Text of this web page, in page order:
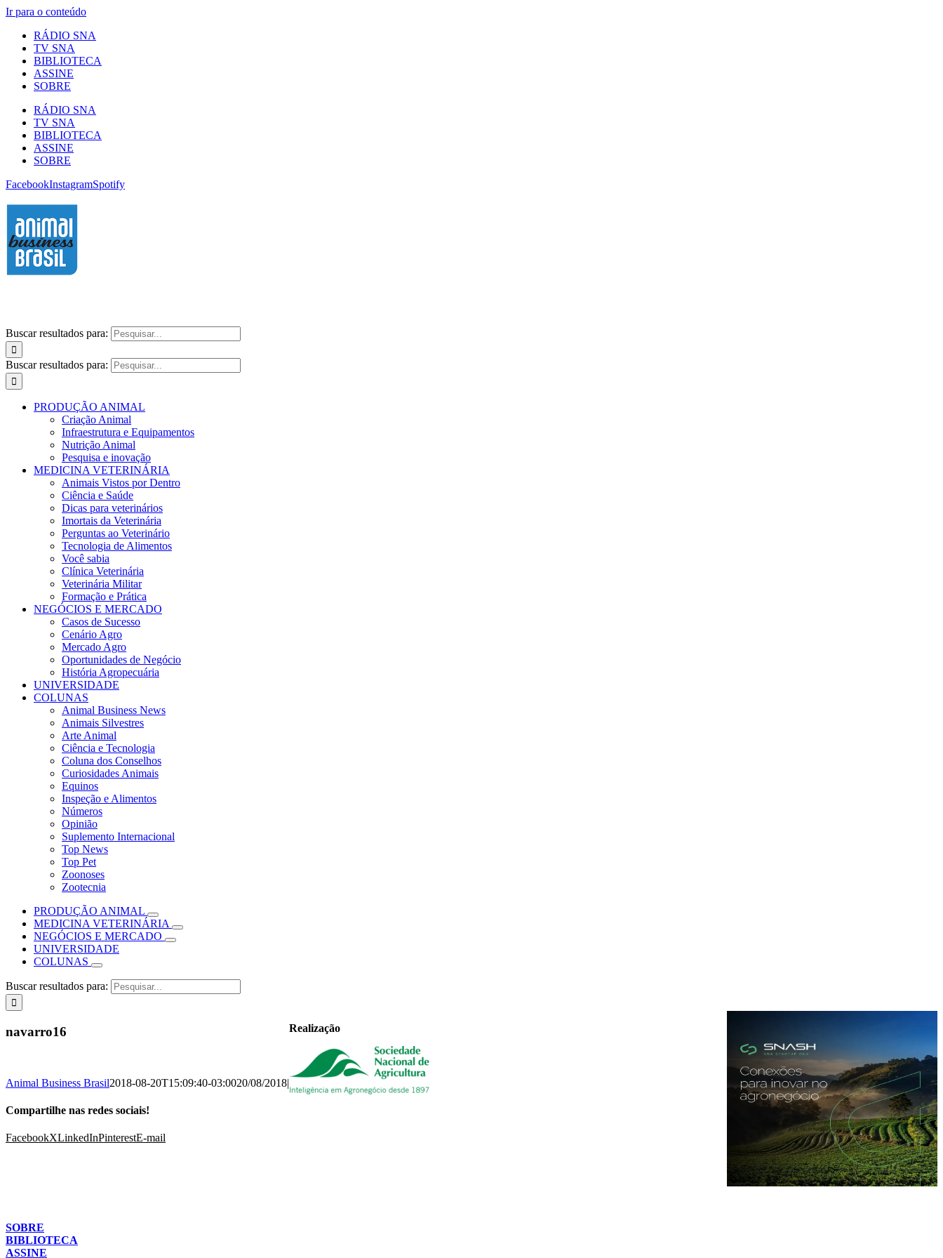
Ir para o conteúdo
RÁDIO SNA
TV SNA
BIBLIOTECA
ASSINE
SOBRE
RÁDIO SNA
TV SNA
BIBLIOTECA
ASSINE
SOBRE
FacebookInstagramSpotify
Buscar resultados para:
Buscar resultados para:
PRODUÇÃO ANIMAL
Criação Animal
Infraestrutura e Equipamentos
Nutrição Animal
Pesquisa e inovação
MEDICINA VETERINÁRIA
Animais Vistos por Dentro
Ciência e Saúde
Dicas para veterinários
Imortais da Veterinária
Perguntas ao Veterinário
Tecnologia de Alimentos
Você sabia
Clínica Veterinária
Veterinária Militar
Formação e Prática
NEGÓCIOS E MERCADO
Casos de Sucesso
Cenário Agro
Mercado Agro
Oportunidades de Negócio
História Agropecuária
UNIVERSIDADE
COLUNAS
Animal Business News
Animais Silvestres
Arte Animal
Ciência e Tecnologia
Coluna dos Conselhos
Curiosidades Animais
Equinos
Inspeção e Alimentos
Números
Opinião
Suplemento Internacional
Top News
Top Pet
Zoonoses
Zootecnia
PRODUÇÃO ANIMAL
MEDICINA VETERINÁRIA
NEGÓCIOS E MERCADO
UNIVERSIDADE
COLUNAS
Buscar resultados para:
navarro16
Animal Business Brasil2018-08-20T15:09:40-03:0020/08/2018|
Compartilhe nas redes sociais!
FacebookXLinkedInPinterestE-mail
Realização
SOBRE
BIBLIOTECA
ASSINE